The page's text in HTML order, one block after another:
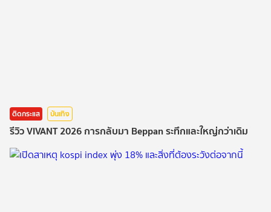
ติดกระแส บันเทิง
รีวิว VIVANT 2026 การกลับมา Beppan ระทึกและใหญ่กว่าเดิม